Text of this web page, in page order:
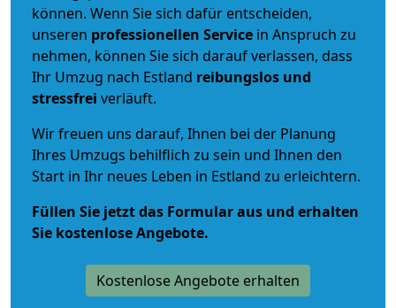
können. Wenn Sie sich dafür entscheiden,
unseren professionellen Service in Anspruch zu
nehmen, können Sie sich darauf verlassen, dass
Ihr Umzug nach Estland reibungslos und
stressfrei verläuft.
Wir freuen uns darauf, Ihnen bei der Planung
Ihres Umzugs behilflich zu sein und Ihnen den
Start in Ihr neues Leben in Estland zu erleichtern.
Füllen Sie jetzt das Formular aus und erhalten
Sie kostenlose Angebote.
Kostenlose Angebote erhalten